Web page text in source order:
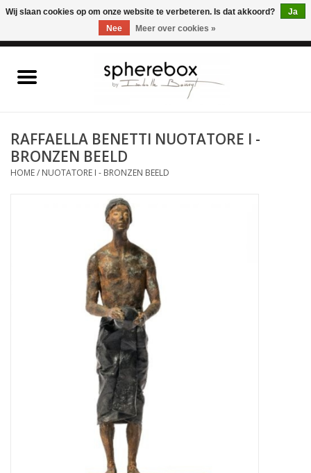
Home
MEUBELEN
RAFFAELLA BENETTI NUOTATORE I -
BRONZEN BEELD
HOME/ NUOTATORE I - BRONZEN BEELD
Wij slaan cookies op om onze website te verbeteren. Is dat akkoord?
Ja
Nee
Meer over cookies »
ONLINE WINKEL VOOR WOONACCESSOIRES, MEUBELEN & KUNST – GRATIS